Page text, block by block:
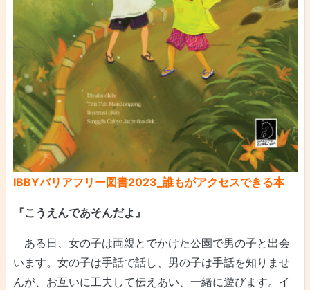
IBBYバリアフリー図書2023_誰もがアクセスできる本
『こうえんであそんだよ』
ある日、女の子は両親とでかけた公園で男の子と出会
います。女の子は手話で話し、男の子は手話を知りませ
んが、お互いに工夫して伝えあい、一緒に遊びます。イ